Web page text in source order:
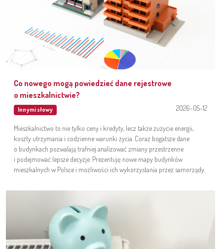
Co nowego mogą powiedzieć dane rejestrowe
o mieszkalnictwie?
Innymi słowy 2026-05-12
Mieszkalnictwo to nie tylko ceny i kredyty, lecz także zużycie energii,
koszty utrzymania i codzienne warunki życia. Coraz bogatsze dane
o budynkach pozwalają trafniej analizować zmiany przestrzenne
i podejmować lepsze decyzje. Prezentuję nowe mapy budynków
mieszkalnych w Polsce i możliwości ich wykorzystania przez samorządy.